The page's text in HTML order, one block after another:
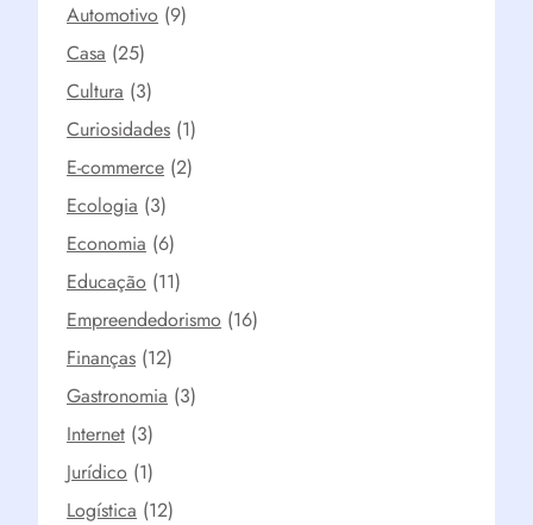
Automotivo (9)
Casa (25)
Cultura (3)
Curiosidades (1)
E-commerce (2)
Ecologia (3)
Economia (6)
Educação (11)
Empreendedorismo (16)
Finanças (12)
Gastronomia (3)
Internet (3)
Jurídico (1)
Logística (12)